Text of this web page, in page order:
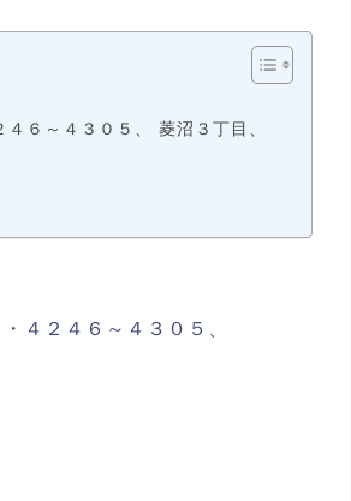
６～４３０５、 菱沼３丁目、
４２４６～４３０５、